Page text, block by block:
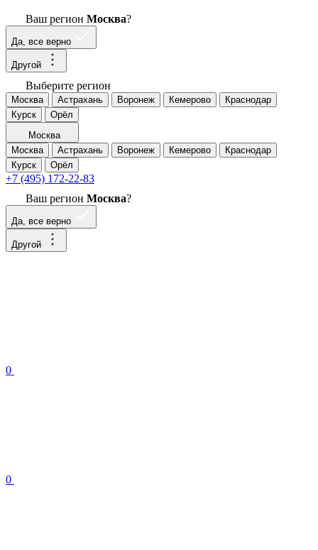
Ваш регион Москва?
Да, все верно
Другой
Выберите регион
Москва Астрахань Воронеж Кемерово
Краснодар
Курск
Орёл
Москва
Москва
Астрахань Воронеж Кемерово
Краснодар
Курск
Орёл
+7 (495) 172-22-83
Ваш регион Москва?
Да, все верно
Другой
0
0